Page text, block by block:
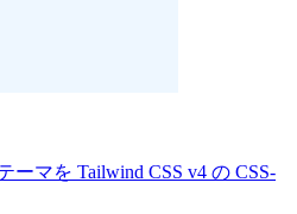
ーマを Tailwind CSS v4 の CSS-